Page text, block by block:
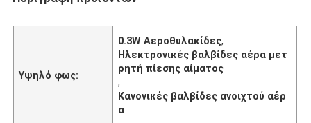
Υψηλό φως:
0.3W Αεροθυλακίδες,
Ηλεκτρονικές βαλβίδες αέρα μετ
ρητή πίεσης αίματος
,
Κανονικές βαλβίδες ανοιχτού αέρ
α